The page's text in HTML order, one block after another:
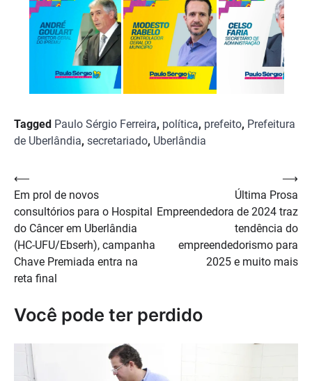
Tagged Paulo Sérgio Ferreira, política, prefeito, Prefeitura
de Uberlândia, secretariado, Uberlândia
Navegação
de
Post
⟵
Em prol de novos
consultórios para o Hospital
do Câncer em Uberlândia
(HC-UFU/Ebserh), campanha
Chave Premiada entra na
reta final
Última Prosa
Empreendedora de 2024 traz
tendência do
empreendedorismo para
2025 e muito mais
⟶
Você pode ter perdido